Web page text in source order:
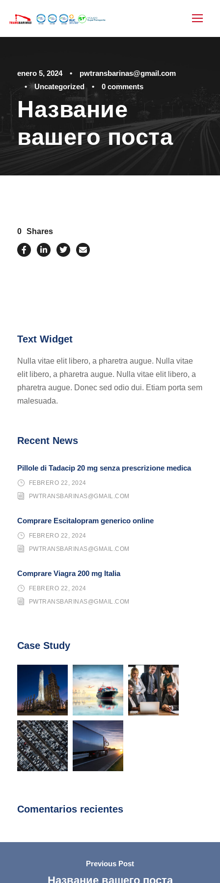
enero 5, 2024 •
pwtransbarinas@gmail.com
•
Uncategorized • 0 comments
Название
вашего поста
0 Shares
Text Widget
Nulla vitae elit libero, a pharetra augue. Nulla vitae
elit libero, a pharetra augue. Nulla vitae elit libero, a
pharetra augue. Donec sed odio dui. Etiam porta sem
malesuada.
Recent News
Pillole di Tadacip 20 mg senza prescrizione medica
FEBRERO 22, 2024
PWTRANSBARINAS@GMAIL.COM
Comprare Escitalopram generico online
FEBRERO 22, 2024
PWTRANSBARINAS@GMAIL.COM
Comprare Viagra 200 mg Italia
FEBRERO 22, 2024
PWTRANSBARINAS@GMAIL.COM
Case Study
Comentarios recientes
Previous Post
Название вашего поста